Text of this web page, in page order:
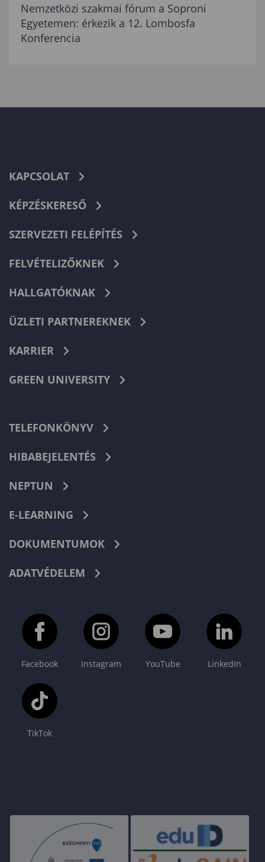
Nemzetközi szakmai fórum a Soproni
Egyetemen: érkezik a 12. Lombosfa
Konferencia
KAPCSOLAT
KÉPZÉSKERESŐ
SZERVEZETI FELÉPÍTÉS
FELVÉTELIZŐKNEK
HALLGATÓKNAK
ÜZLETI PARTNEREKNEK
KARRIER
GREEN UNIVERSITY
TELEFONKÖNYV
HIBABEJELENTÉS
NEPTUN
E-LEARNING
DOKUMENTUMOK
ADATVÉDELEM
Facebook Instagram YouTube LinkedIn
TikTok